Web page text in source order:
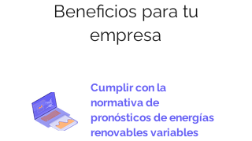
Beneficios para tu
empresa
Cumplir con la
normativa de
pronósticos de energías
renovables variables